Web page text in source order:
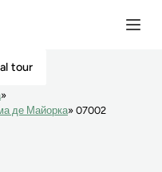
tour
де Майорка
07002